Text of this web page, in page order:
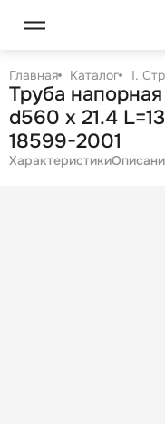
Главная Каталог 1.
Труба
d560 х 21.4
18599-2001
Характеристики